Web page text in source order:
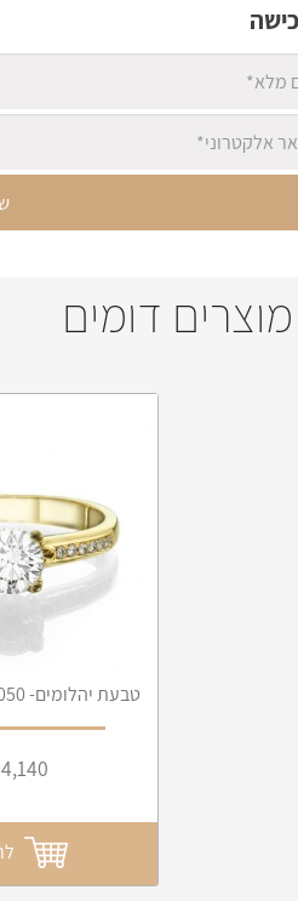
מוצרים דומים
טבעת יהלומים- Lovers Poem 050
4,140